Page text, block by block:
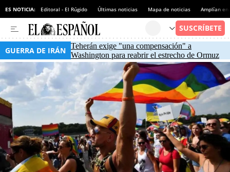
ES NOTICIA: Editoral - El Rúgido Últimas noticias Mapa de noticias Amplían
GUERRA DE IRÁN Teherán exige "una compensación" a
Washington para reabrir el estrecho de Ormuz